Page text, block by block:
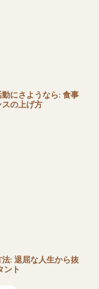
動にさようなら: 食事
の上げ方
: 退屈な人生から抜
ント